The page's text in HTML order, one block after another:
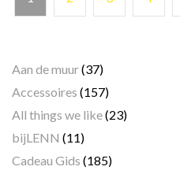
Aan de muur(37)
Accessoires (157)
All things we like(23)
bijLENN (11)
Cadeau Gids (185)